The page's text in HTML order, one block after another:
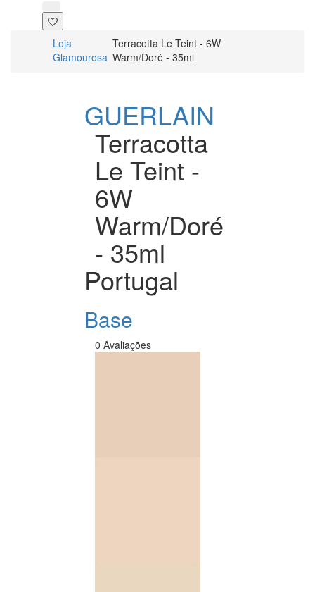
Loja
Glamourosa
Terracotta Le Teint - 6W
Warm/Doré - 35ml
GUERLAIN
Terracotta
Le Teint -
6W
Warm/Doré
- 35ml
Portugal
Base
0 Avaliações